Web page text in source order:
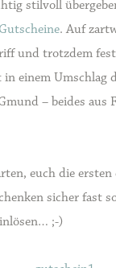
stilvoll
Gutscheine. Auf
und trotzdem
einem Umschlag
– beides aus
euch die
sicher fast
;-)